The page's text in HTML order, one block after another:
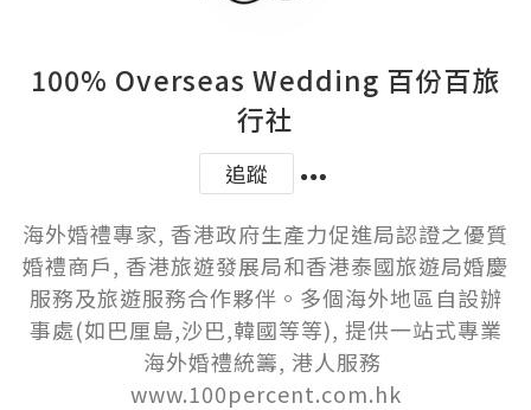
100% Overseas Wedding 百份百旅
行社
追蹤
海外婚禮專家, 香港政府生產力促進局認證之優質
婚禮商戶, 香港旅遊發展局和香港泰國旅遊局婚慶
服務及旅遊服務合作夥伴。多個海外地區自設辦
事處(如巴厘島,沙巴,韓國等等), 提供一站式專業
海外婚禮統籌, 港人服務
www.100percent.com.hk